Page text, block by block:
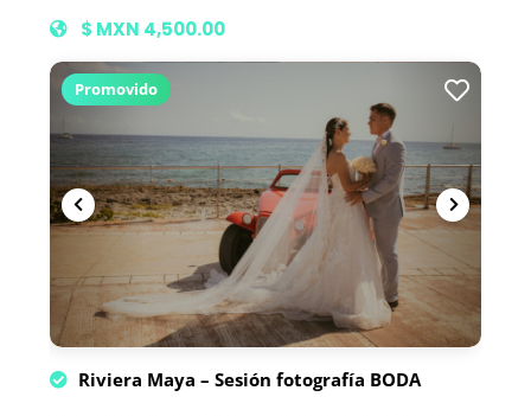
$ MXN 4,500.00
Promovido
Riviera Maya – Sesión fotografía BODA